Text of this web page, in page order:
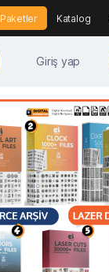
Paketler Katalog
Giriş yap